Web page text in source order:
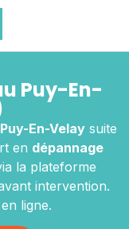
Puy-En-
En-Velaysuite
en dépannage
la plateforme
intervention.
ligne.